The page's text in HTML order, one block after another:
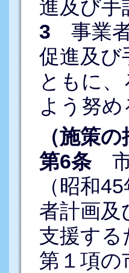
進及び手
3 事業
促進及び
ともに
よう努め
（施策の
第6条市
（昭和
者計画及
支援する
第１項の